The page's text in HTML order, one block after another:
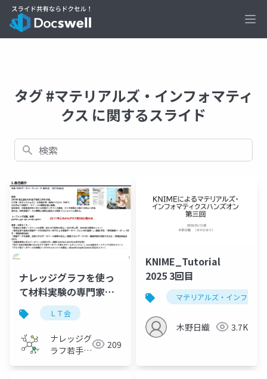
タグ #マテリアルズ・インフォマティ
クス に関するスライド
検索
ナレッジグラフを使っ
て材料実験の専門家エ
ージェントを作ってみ
た
ＬＴ会
ナレッジグ
ラフ若手の
209
KNIME_Tutorial
2025 3回目
マテリアルズ・インフォマ
木野日織 3.7K